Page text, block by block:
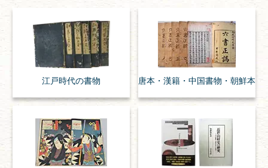
江戸時代の書物 唐本・漢籍・ 中国書物・朝鮮本